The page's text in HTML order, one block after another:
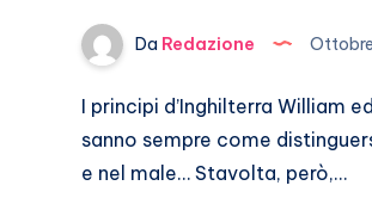
Da Redazione
I principi d’Inghilterra William
sanno sempre come
e nel male… Stavolta, però,…